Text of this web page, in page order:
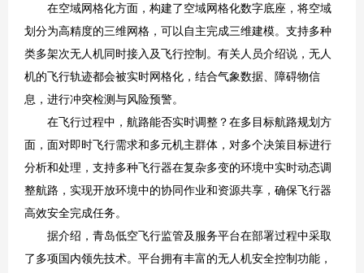
在空域网格化方面，构建了空域网格化数字底座，将空域
划分为高精度的三维网格，可以自主完成三维建模。支持多种
类多架次无人机同时接入及飞行控制。有关人员介绍说，无人
机的飞行轨迹都会被实时网格化，结合气象数据、障碍物信
息，进行冲突检测与风险预警。
在飞行过程中，航路能否实时调整？在多目标航路规划方
面，面对即时飞行需求和多元机主群体，对多个决策目标进行
分析和处理，支持多种飞行器在复杂多变的环境中实时动态调
整航路，实现开放环境中的协同作业和资源共享，确保飞行器
高效安全完成任务。
据介绍，青岛低空飞行监管及服务平台在部署过程中采取
了多项国内领先技术。平台拥有丰富的无人机安全控制功能，